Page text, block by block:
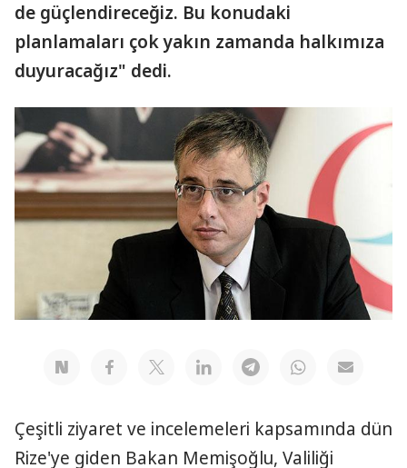
de güçlendireceğiz. Bu konudaki
planlamaları çok yakın zamanda halkımıza
duyuracağız" dedi.
Çeşitli ziyaret ve incelemeleri kapsamında dün
Rize'ye giden Bakan Memişoğlu, Valiliği